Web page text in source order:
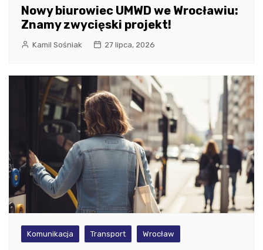
Nowy biurowiec UMWD we Wrocławiu:
Znamy zwycięski projekt!
Kamil Sośniak 27 lipca, 2026
Komunikacja Transport Wrocław